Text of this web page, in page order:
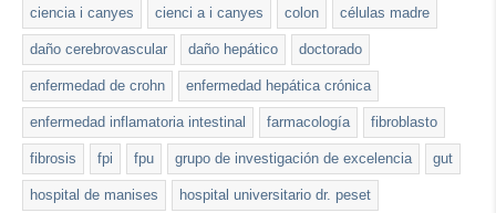
ciencia i canyes cienci a i canyes colon células madre
daño cerebrovascular daño hepático doctorado
enfermedad de crohn enfermedad hepática crónica
enfermedad inflamatoria intestinal farmacología fibroblasto
fibrosis fpi fpu grupo de investigación de excelencia gut
hospital de manises hospital universitario dr. peset